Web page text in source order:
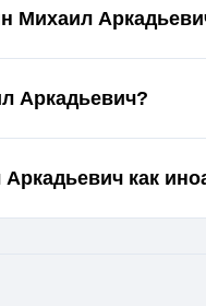
Михаил
Аркадьевич?
как